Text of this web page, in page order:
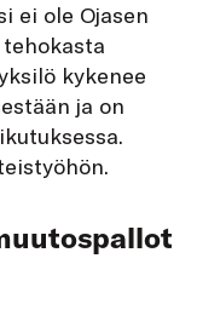
ei ole Ojasen
kykenee
ja on